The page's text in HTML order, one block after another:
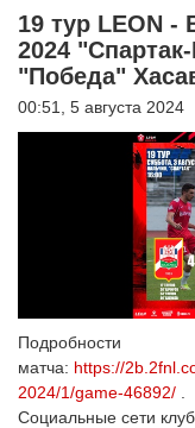
19 тур LEON -
2024
"Победа"
00:51, 5 августа 2024
Подробности
матча: https://
2024/1/game-46892/
Социальные сети